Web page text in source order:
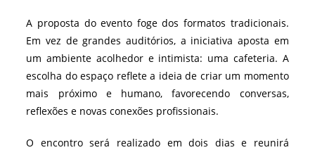
A proposta do evento foge dos formatos tradicionais.
Em vez de grandes auditórios, a iniciativa aposta em
um ambiente acolhedor e intimista: uma cafeteria. A
escolha do espaço reflete a ideia de criar um momento
mais próximo e humano, favorecendo conversas,
reflexões e novas conexões profissionais.
O encontro será realizado em dois dias e reunirá